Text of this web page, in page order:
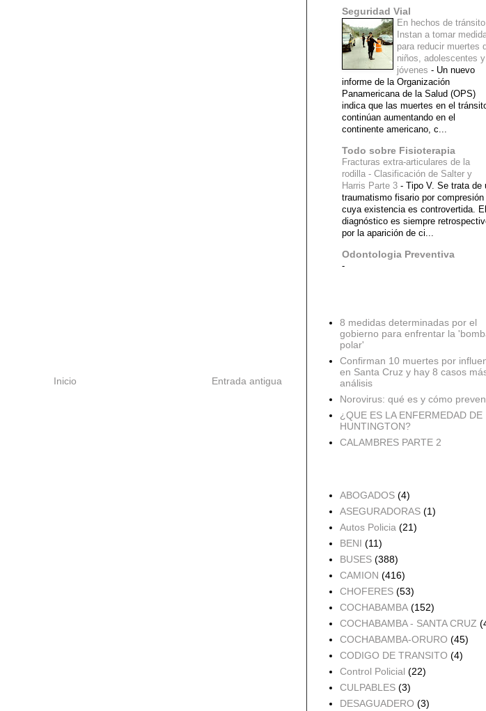
Entrada antigua
Inicio
Seguridad Vial
En hechos de tránsito
Instan a tomar
para reducir muertes
niños, adolescentes y
jóvenes - Un nuevo
informe de la Organización
Panamericana de la Salud (OPS)
indica que las muertes en el
continúan aumentando en el
continente americano, c...
Todo sobre Fisioterapia
Fracturas extra-articulares de la
rodilla - Clasificación de Salter y
Harris Parte 3 - Tipo V. Se trata de
traumatismo fisario por compresión
cuya existencia es controvertida. El
diagnóstico es siempre
por la aparición de ci...
Odontologia Preventiva
-
8 medidas determinadas por el
gobierno para enfrentar la
polar'
Confirman 10 muertes por
en Santa Cruz y hay 8 casos
análisis
Norovirus: qué es y cómo
¿QUE ES LA ENFERMEDAD DE
HUNTINGTON?
CALAMBRES PARTE 2
ABOGADOS (4)
ASEGURADORAS (1)
Autos Policia (21)
BENI (11)
BUSES (388)
CAMION (416)
CHOFERES (53)
COCHABAMBA (152)
COCHABAMBA - SANTA CRUZ
COCHABAMBA-ORURO (45)
CODIGO DE TRANSITO (4)
Control Policial (22)
CULPABLES (3)
DESAGUADERO (3)